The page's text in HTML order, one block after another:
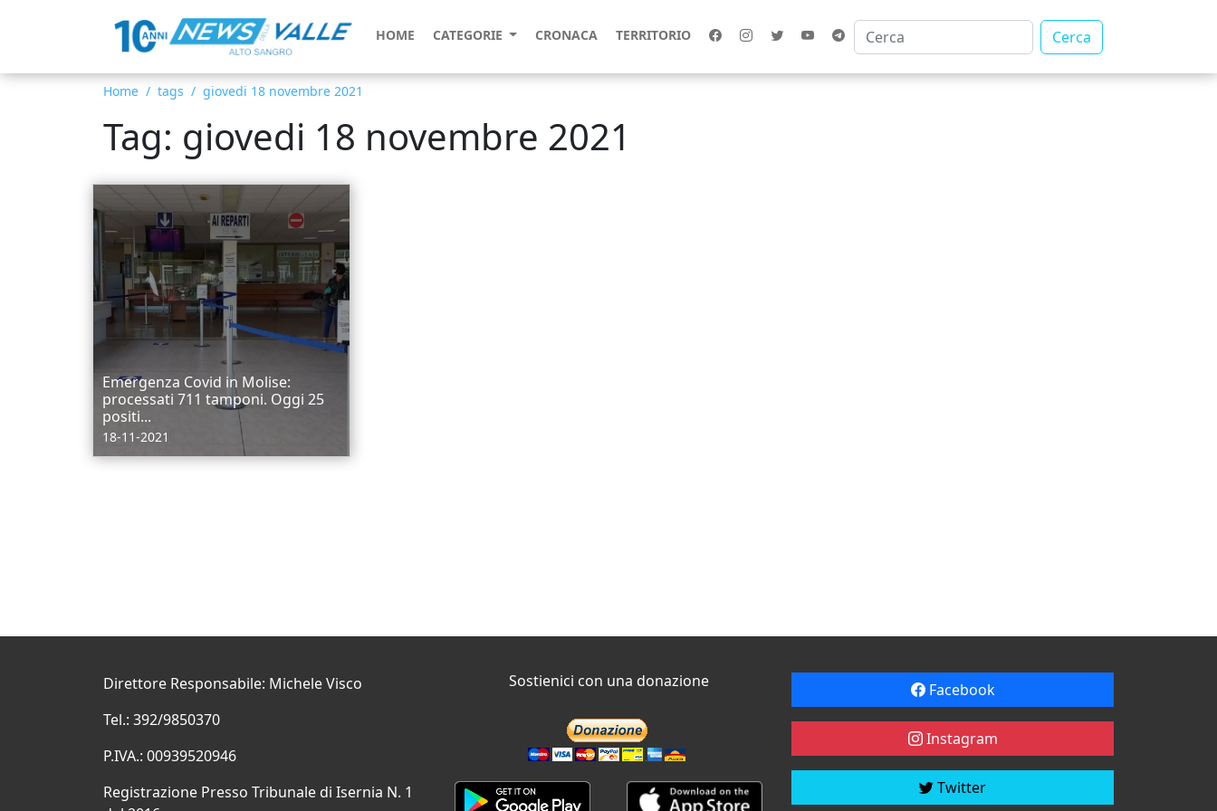
HOME CATEGORIE CRONACA TERRITORIO Cerca
Home tags giovedi 18 novembre 2021
Tag: giovedi 18 novembre 2021
Emergenza Covid in Molise:
processati 711 tamponi. Oggi 25
positi...
18-11-2021
Direttore Responsabile: Michele Visco
Tel.: 392/9850370
P.IVA.: 00939520946
Registrazione Presso Tribunale di Isernia N. 1
Sostienici con una donazione Facebook
Instagram
Twitter